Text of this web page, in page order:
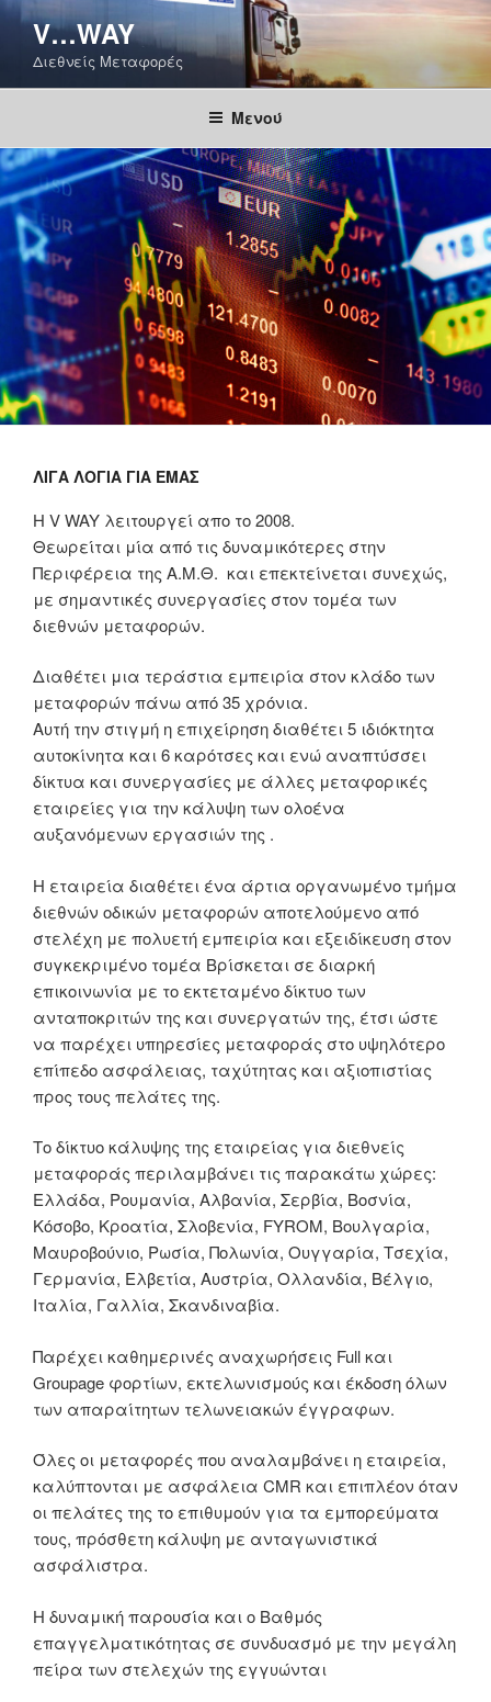
Μετάβαση
περιεχόμενο
V…WAY
Διεθνείς Μεταφορές
Μενού
ΛΊΓΑ ΛΌΓΙΑ ΓΙΑ ΕΜΆΣ
Η V WAY λειτουργεί απο το 2008.
Θεωρείται μία από τις δυναμικότερες στην
Περιφέρεια της Α.Μ.Θ. και επεκτείνεται συνεχώς,
με σημαντικές συνεργασίες στον τομέα των
διεθνών μεταφορών.
Διαθέτει μια τεράστια εμπειρία στον κλάδο των
μεταφορών πάνω από 35 χρόνια.
Αυτή την στιγμή η επιχείρηση διαθέτει 5 ιδιόκτητα
αυτοκίνητα και 6 καρότσες και ενώ αναπτύσσει
δίκτυα και συνεργασίες με άλλες μεταφορικές
εταιρείες για την κάλυψη των ολοένα
αυξανόμενων εργασιών της .
Η εταιρεία διαθέτει ένα άρτια οργανωμένο τμήμα
διεθνών οδικών μεταφορών αποτελούμενο από
στελέχη με πολυετή εμπειρία και εξειδίκευση στον
συγκεκριμένο τομέα Βρίσκεται σε διαρκή
επικοινωνία με το εκτεταμένο δίκτυο των
ανταποκριτών της και συνεργατών της, έτσι ώστε
να παρέχει υπηρεσίες μεταφοράς στο υψηλότερο
επίπεδο ασφάλειας, ταχύτητας και αξιοπιστίας
προς τους πελάτες της.
Το δίκτυο κάλυψης της εταιρείας για διεθνείς
μεταφοράς περιλαμβάνει τις παρακάτω χώρες:
Ελλάδα, Ρουμανία, Αλβανία, Σερβία, Βοσνία,
Κόσοβο, Κροατία, Σλοβενία, FYROM, Βουλγαρία,
Μαυροβούνιο, Ρωσία, Πολωνία, Ουγγαρία, Τσεχία,
Γερμανία, Ελβετία, Αυστρία, Ολλανδία, Βέλγιο,
Ιταλία, Γαλλία, Σκανδιναβία.
Παρέχει καθημερινές αναχωρήσεις Full και
Groupage φορτίων, εκτελωνισμούς και έκδοση όλων
των απαραίτητων τελωνειακών έγγραφων.
Όλες οι μεταφορές που αναλαμβάνει η εταιρεία,
καλύπτονται με ασφάλεια CMR και επιπλέον όταν
οι πελάτες της το επιθυμούν για τα εμπορεύματα
τους, πρόσθετη κάλυψη με ανταγωνιστικά
ασφάλιστρα.
Η δυναμική παρουσία και ο Βαθμός
επαγγελματικότητας σε συνδυασμό με την μεγάλη
πείρα των στελεχών της εγγυώνται